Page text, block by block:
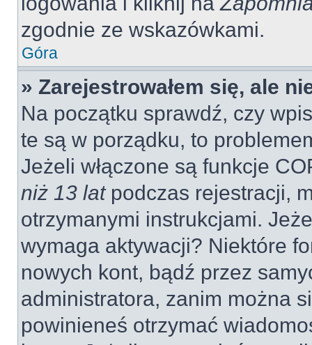
zgodnie ze wskazówkami.
Góra
» Zarejestrowałem się, ale
Na początku sprawdź, czy
te są w porządku, to
Jeżeli włączone są funkcje
niż 13 latpodczas rejestracji,
otrzymanymi instrukcjami.
wymaga aktywacji? Niektóre
nowych kont, bądź przez
administratora, zanim można
powinieneś otrzymać